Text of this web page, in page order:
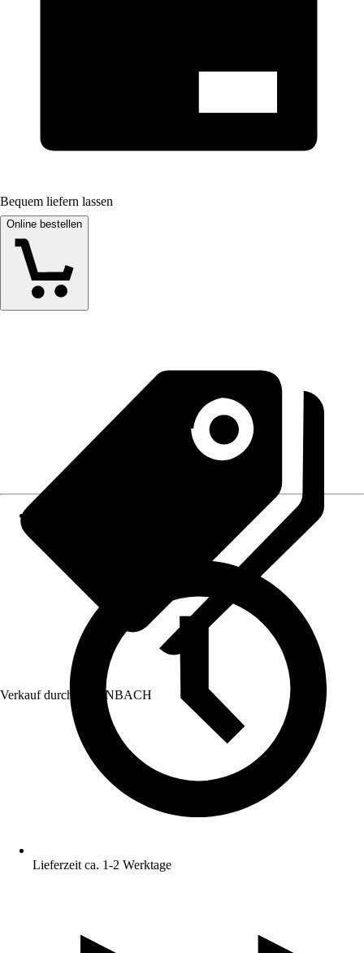
Bequem liefern lassen
Online bestellen
Verkauf durch: HORNBACH
Lieferzeit ca. 1-2 Werktage